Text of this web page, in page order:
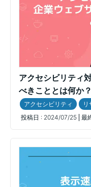
アクセシビリティ
べきこととは何か？
アクセシビリティ リ
投稿日 : 2024/07/25 最